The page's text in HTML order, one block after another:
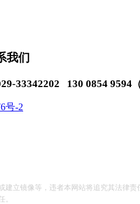
我们
33342202 130 0854 9594
号-2
立镜像等，违者本网站将追究其法
。